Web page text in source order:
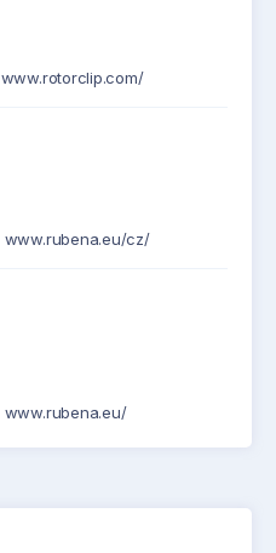
www.rotorclip.com/
www.rubena.eu/cz/
www.rubena.eu/